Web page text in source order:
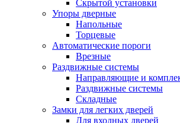
Скрытой установки
Упоры дверные
Напольные
Торцевые
Автоматические пороги
Врезные
Раздвижные системы
Направляющие и
Раздвижные системы
Складные
Замки для легких дверей
Для входных дверей